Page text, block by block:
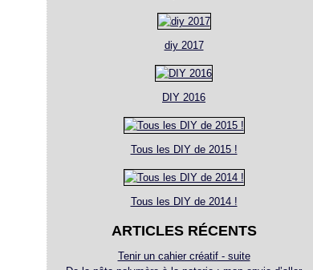
diy 2017
DIY 2016
Tous les DIY de 2015 !
Tous les DIY de 2014 !
ARTICLES RÉCENTS
Tenir un cahier créatif - suite